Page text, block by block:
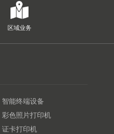
区域业务
智能终端设备
彩色照片打印机
证卡打印机